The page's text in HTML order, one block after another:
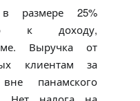
размере 25%
к доходу,
Выручка от
клиентам за
панамского